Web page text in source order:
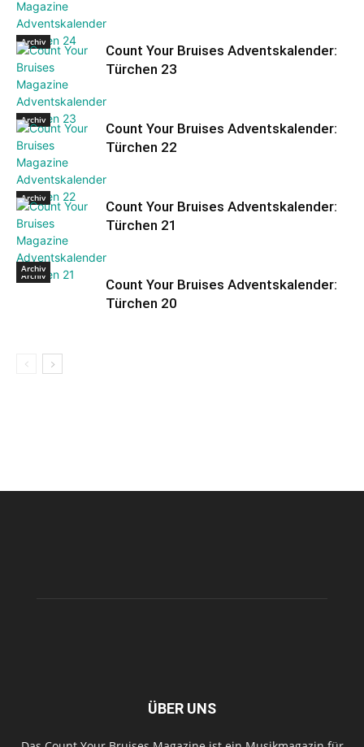
Archiv
Archiv
Count Your Bruises Adventskalender:
Türchen 23
Archiv
Count Your Bruises Adventskalender:
Türchen 22
Archiv
Count Your Bruises Adventskalender:
Türchen 21
Archiv
Count Your Bruises Adventskalender:
Türchen 20
ÜBER UNS